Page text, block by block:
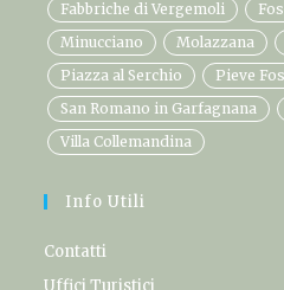
Fabbriche di Vergemoli
Minucciano
Molazzana
Piazza al Serchio
Pieve
San Romano in Garfagnana
Villa Collemandina
Info Utili
Contatti